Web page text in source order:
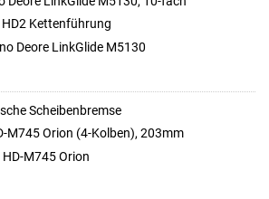
HD2 Kettenführung
Deore LinkGlide M5130
Scheibenbremse
M745 Orion (4-Kolben), 203mm
M745 Orion